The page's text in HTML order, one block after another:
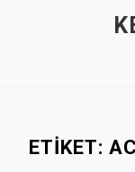
ETIKET: